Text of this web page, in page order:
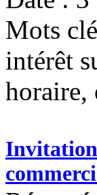
Mots
intérêt
horaire,